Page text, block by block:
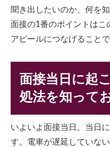
聞き出したいのか、何を
面接の1番のポイントはこ
アピールにつなげることで
面接当日に起
処法を知って
いよいよ面接当日。当日
す。電車が遅延していな